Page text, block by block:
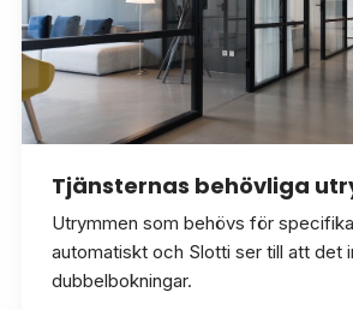
Tjänsternas behövliga
Utrymmen som behövs för
automatiskt och Slotti ser till att det
dubbelbokningar.